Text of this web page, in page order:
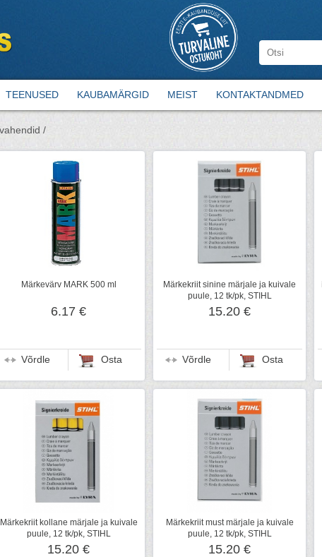
TEENUSED KAUBAMÄRGID MEIST KONTAKTANDMED
/
Märkevärv MARK 500 ml
6.17 €
Võrdle Osta
Märkekriit sinine märjale ja kuivale
puule, 12 tk/pk, STIHL
15.20 €
Võrdle Osta
Märkekriit kollane märjale ja kuivale
puule, 12 tk/pk, STIHL
15.20 €
Märkekriit must märjale ja kuivale
puule, 12 tk/pk, STIHL
15.20 €